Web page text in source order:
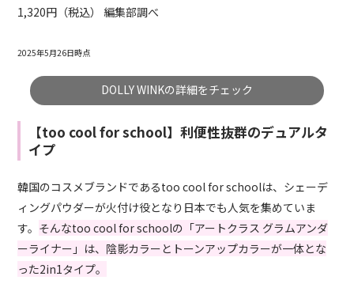
1,320円（税込） 編集部調べ
2025年5月26日時点
DOLLY WINKの詳細をチェック
【too cool for school】利便性抜群のデュアルタ
イプ
韓国のコスメブランドであるtoo cool for schoolは、シェーデ
ィングパウダーが火付け役となり日本でも人気を集めていま
す。 そんなtoo cool for schoolの「アートクラス グラムアンダ
ーライナー」は、陰影カラーとトーンアップカラーが一体とな
った2in1タイプ。